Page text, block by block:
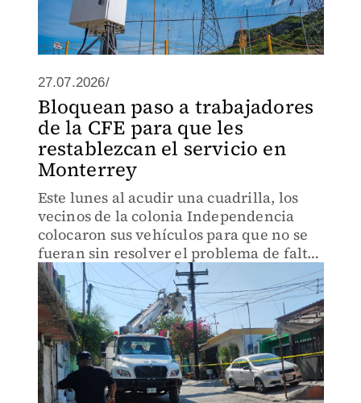
27.07.2026/
Bloquean paso a trabajadores
de la CFE para que les
restablezcan el servicio en
Monterrey
Este lunes al acudir una cuadrilla, los
vecinos de la colonia Independencia
colocaron sus vehículos para que no se
fueran sin resolver el problema de falta
de luz.